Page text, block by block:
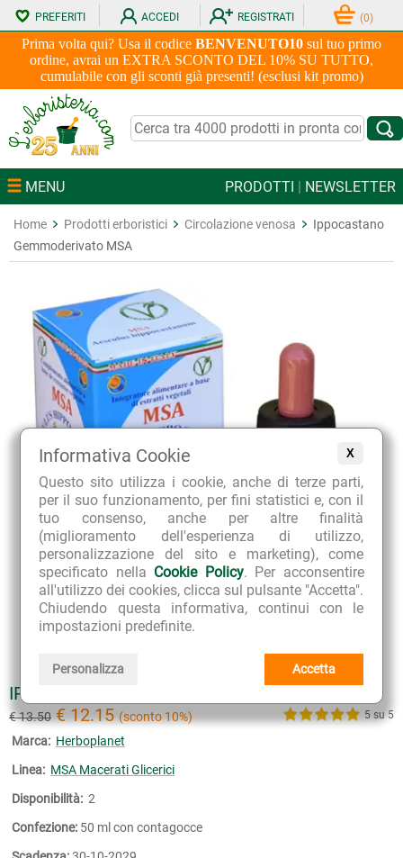
X
Informativa Cookie
Questo sito utilizza i cookie, anche di terze parti,
per il suo funzionamento, per fini statistici e, con il
tuo consenso, anche per altre finalità
(miglioramento dell'esperienza di utilizzo,
personalizzazione del sito e marketing), come
specificato nella Cookie Policy. Per acconsentire
all'utilizzo dei cookies, clicca sul pulsante "Accetta".
Chiudendo questa informativa, continui con le
impostazioni predefinite.
Personalizza Accetta
Prima volta qui? Usa il codice BENVENUTO10 sul tuo primo
ordine, avrai un EXTRA SCONTO DEL 10% SU TUTTO,
cumulabile con gli sconti già presenti! (esclusi kit promo)
PREFERITI ACCEDI REGISTRATI (0)
MENU PRODOTTI | NEWSLETTER
Home Prodotti erboristici Circolazione venosa
Ippocastano
Gemmoderivato MSA
IPPOCASTANO GEMMODERIVATO MSA
€ 13.50 € 12.15 (sconto 10%) 5 su 5
Marca: Herboplanet
Linea: MSA Macerati Glicerici
Disponibilità: 2
Confezione: 50 ml con contagocce